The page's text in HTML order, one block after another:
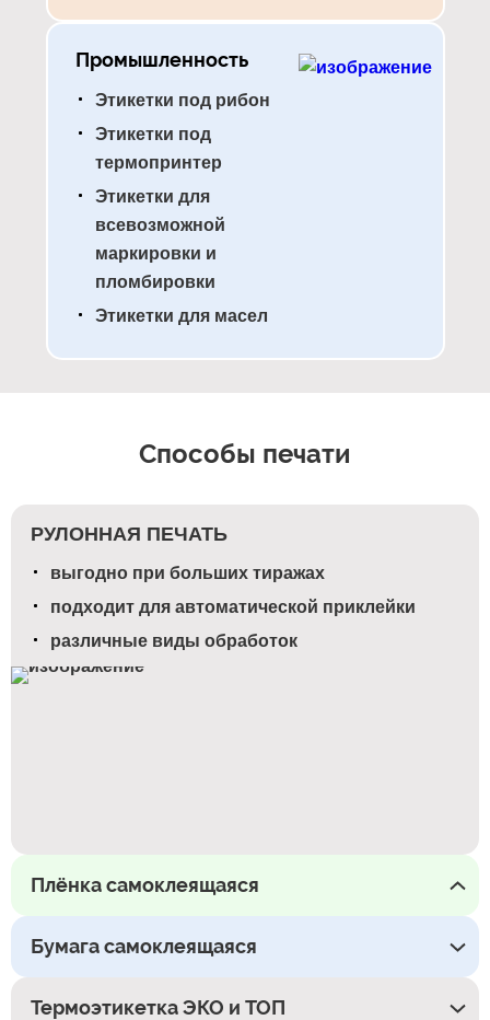
Промышленность
Этикетки под рибон
Этикетки под
термопринтер
Этикетки для
всевозможной
маркировки и
пломбировки
Этикетки для масел
Способы печати
РУЛОННАЯ ПЕЧАТЬ
выгодно при больших тиражах
подходит для автоматической приклейки
различные виды обработок
Плёнка самоклеящаяся
Бумага самоклеящаяся
Термоэтикетка ЭКО и ТОП